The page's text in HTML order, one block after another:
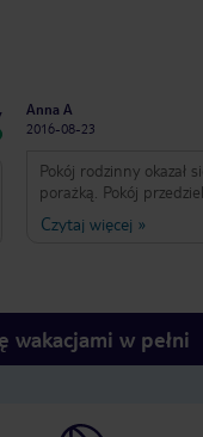
Anna A
2016-08-23
Pokój rodzinny okazał
porażką. Pokój
meblościanką która
lata 70te. Generalnie
Czytaj więcej »
wakacjami w pełni